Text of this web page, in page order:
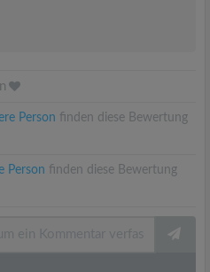
Person finden diese Bewertung
Person finden diese Bewertung